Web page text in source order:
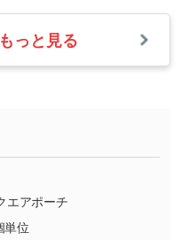
濃淡を表現した
て印刷したい／印
チップの指定や、
色が本体色に合わ
そうな場合は、ス
ることもございま
障している場合
た場合
ついて
】
れた場合、または
メールにてご連絡
質問も受け付けて
10:00～
っと見る
エアポーチ
単位